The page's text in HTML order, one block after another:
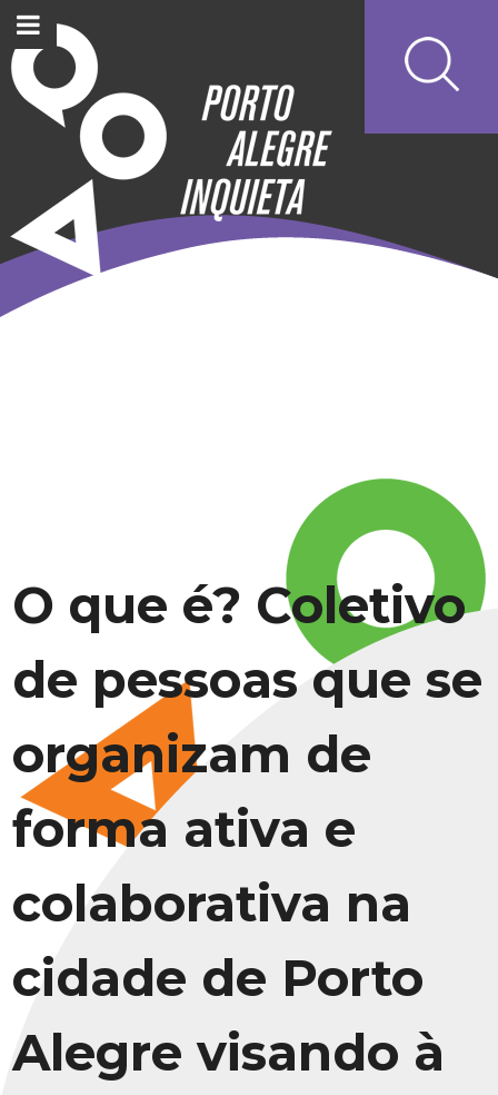
O que é? Coletivo
de pessoas que se
organizam de
forma ativa e
colaborativa na
cidade de Porto
Alegre visando à